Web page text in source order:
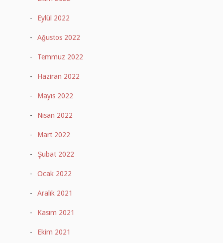
Eylül 2022
Ağustos 2022
Temmuz 2022
Haziran 2022
Mayıs 2022
Nisan 2022
Mart 2022
Şubat 2022
Ocak 2022
Aralık 2021
Kasım 2021
Ekim 2021